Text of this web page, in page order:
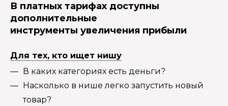
В платных тарифах доступны
дополнительные
инструменты увеличения прибыли
Для тех, кто ищет нишу
В каких категориях есть деньги?
Насколько в нише легко запустить новый
товар?